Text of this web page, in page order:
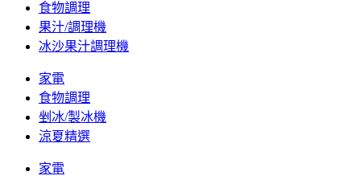
食物調理
果汁/調理機
冰沙果汁調理機
家電
食物調理
剉冰/製冰機
涼夏精選
家電